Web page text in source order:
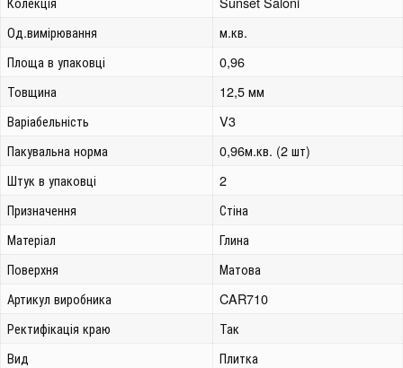
Од.вимірювання
м.кв.
Площа в упаковці
0,96
Товщина
12,5 мм
Варіабельність
V3
Пакувальна норма
0,96м.кв. (2 шт)
Штук в упаковці
2
Призначення
Стіна
Матеріал
Глина
Поверхня
Матова
Артикул виробника
CAR710
Ректифікація краю
Так
Вид
Плитка